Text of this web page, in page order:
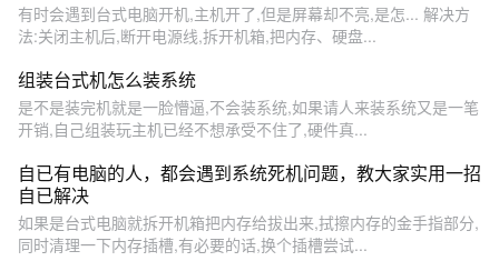
有时会遇到台式电脑开机,主机开了,但是屏幕却不亮,是怎... 解决方
法:关闭主机后,断开电源线,拆开机箱,把内存、硬盘...
组装台式机怎么装系统
是不是装完机就是一脸懵逼,不会装系统,如果请人来装系统又是一笔
开销,自己组装玩主机已经不想承受不住了,硬件真...
自已有电脑的人，都会遇到系统死机问题，教大家实用一招
自已解决
如果是台式电脑就拆开机箱把内存给拔出来,拭擦内存的金手指部分,
同时清理一下内存插槽,有必要的话,换个插槽尝试...